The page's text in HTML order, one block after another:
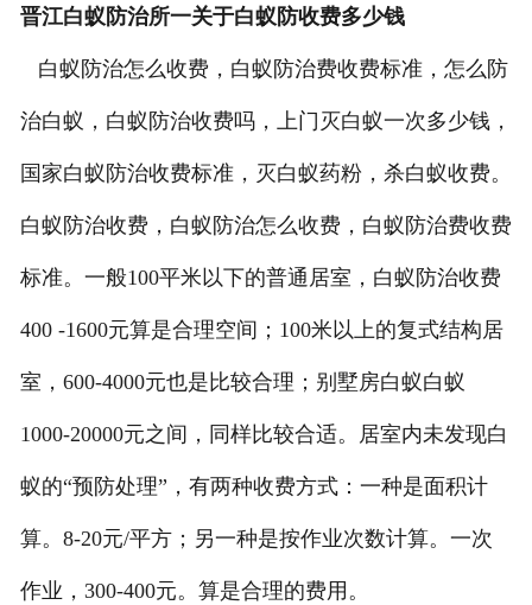
晋江白蚁防治所一关于白蚁防收费多少钱
白蚁防治怎么收费，白蚁防治费收费标准，怎么防
治白蚁，白蚁防治收费吗，上门灭白蚁一次多少钱，
国家白蚁防治收费标准，灭白蚁药粉，杀白蚁收费。
白蚁防治收费，白蚁防治怎么收费，白蚁防治费收费
标准。一般100平米以下的普通居室，白蚁防治收费
400 -1600元算是合理空间；100米以上的复式结构居
室，600-4000元也是比较合理；别墅房白蚁白蚁
1000-20000元之间，同样比较合适。居室内未发现白
蚁的“预防处理”，有两种收费方式：一种是面积计
算。8-20元/平方；另一种是按作业次数计算。一次
作业，300-400元。算是合理的费用。